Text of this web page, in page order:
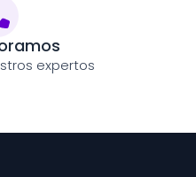
expertos